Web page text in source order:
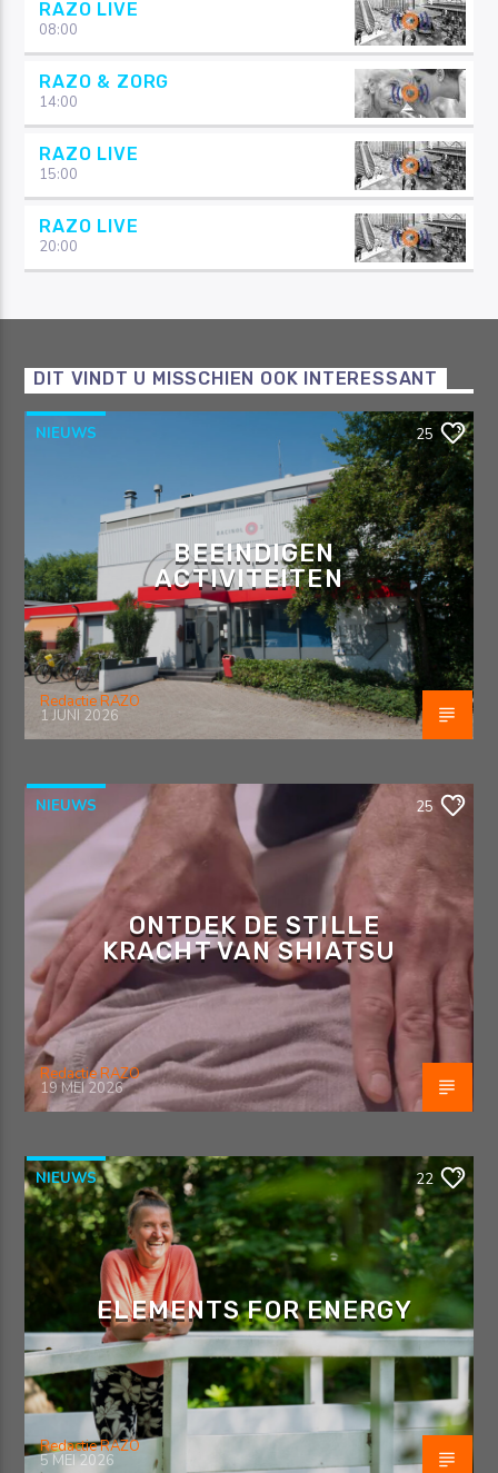
RAZO LIVE
08:00
RAZO & ZORG
14:00
RAZO LIVE
15:00
RAZO LIVE
20:00
DIT VINDT U MISSCHIEN OOK INTERESSANT
NIEUWS 25
BEEINDIGEN
ACTIVITEITEN
Redactie RAZO
1 JUNI 2026
NIEUWS 25
ONTDEK DE STILLE
KRACHT VAN SHIATSU
Redactie RAZO
19 MEI 2026
NIEUWS 22
ELEMENTS FOR ENERGY
Redactie RAZO
5 MEI 2026